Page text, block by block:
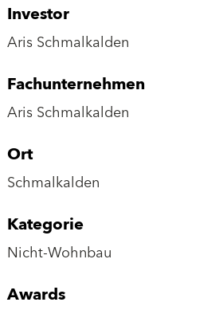
Investor
Aris Schmalkalden
Fachunternehmen
Aris Schmalkalden
Ort
Schmalkalden
Kategorie
Nicht-Wohnbau
Awards